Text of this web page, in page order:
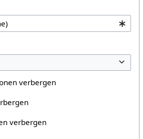
verbergen
verbergen